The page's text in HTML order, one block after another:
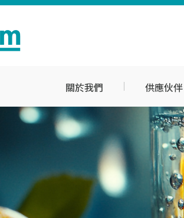
關於我們 供應伙伴